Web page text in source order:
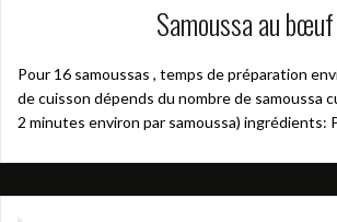
Samoussa au bœuf
Pour 16 samoussas , temps de préparation
de cuisson dépends du nombre de samoussa
2 minutes environ par samoussa) ingrédients: